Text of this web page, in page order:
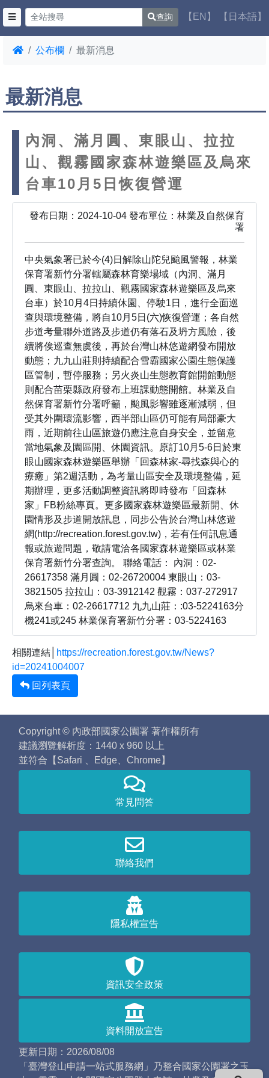
查詢 【EN】 【日本語】
公布欄 最新消息
最新消息
內洞、滿月圓、東眼山、拉拉
山、觀霧國家森林遊樂區及烏來
台車10月5日恢復營運
發布日期：2024-10-04 發布單位：林業及自然保育
署
中央氣象署已於今(4)日解除山陀兒颱風警報，林業
保育署新竹分署轄屬森林育樂場域（內洞、滿月
圓、東眼山、拉拉山、觀霧國家森林遊樂區及烏來
台車）於10月4日持續休園、停駛1日，進行全面巡
查與環境整備，將自10月5日(六)恢復營運；各自然
步道考量聯外道路及步道仍有落石及坍方風險，後
續將俟巡查無虞後，再於台灣山林悠遊網發布開放
動態；九九山莊則持續配合雪霸國家公園生態保護
區管制，暫停服務；另火炎山生態教育館開館動態
則配合苗栗縣政府發布上班課動態開館。林業及自
然保育署新竹分署呼籲，颱風影響雖逐漸減弱，但
受其外圍環流影響，西半部山區仍可能有局部豪大
雨，近期前往山區旅遊仍應注意自身安全，並留意
當地氣象及園區開、休園資訊。原訂10月5-6日於東
眼山國家森林遊樂區舉辦「回森林家-尋找森與心的
療癒」第2週活動，為考量山區安全及環境整備，延
期辦理，更多活動調整資訊將即時發布「回森林
家」FB粉絲專頁。更多國家森林遊樂區最新開、休
園情形及步道開放訊息，同步公告於台灣山林悠遊
網(http://recreation.forest.gov.tw)，若有任何訊息通
報或旅遊問題，敬請電洽各國家森林遊樂區或林業
保育署新竹分署查詢。 聯絡電話： 內洞：02-
26617358 滿月圓：02-26720004 東眼山：03-
3821505 拉拉山：03-3912142 觀霧：037-272917
烏來台車：02-26617712 九九山莊：:03-5224163分
機241或245 林業保育署新竹分署：03-5224163
相關連結│
https://recreation.forest.gov.tw/News?
id=20241004007
回列表頁
Copyright © 內政部國家公園署 著作權所有
建議瀏覽解析度：1440 x 960 以上
並符合【Safari 、Edge、Chrome】
常見問答
聯絡我們
隱私權宣告
資訊安全政策
資料開放宣告
更新日期：2026/08/08
「臺灣登山申請一站式服務網」乃整合國家公園署之玉